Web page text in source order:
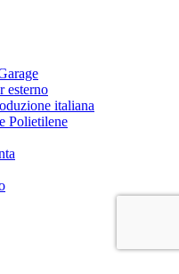
esterno
italiana
Polietilene